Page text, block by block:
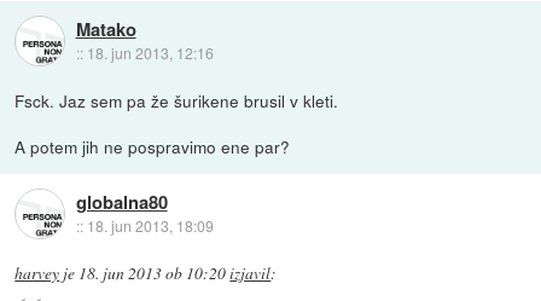
Matako
:: 18. jun 2013, 12:16
Fsck. Jaz sem pa že šurikene brusil v kleti.
A potem jih ne pospravimo ene par?
globalna80
:: 18. jun 2013, 18:09
harvey je 18. jun 2013 ob 10:20izjavil: